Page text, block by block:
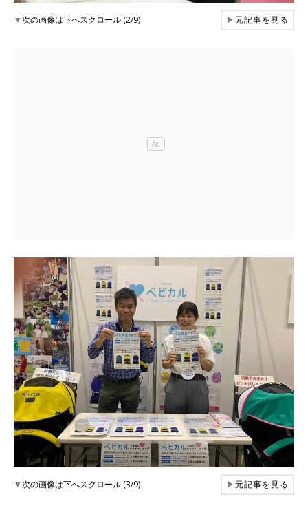
▼次の画像は下へスクロール (2/9) ▶元記事を見る
▼次の画像は下へスクロール (3/9) ▶元記事を見る